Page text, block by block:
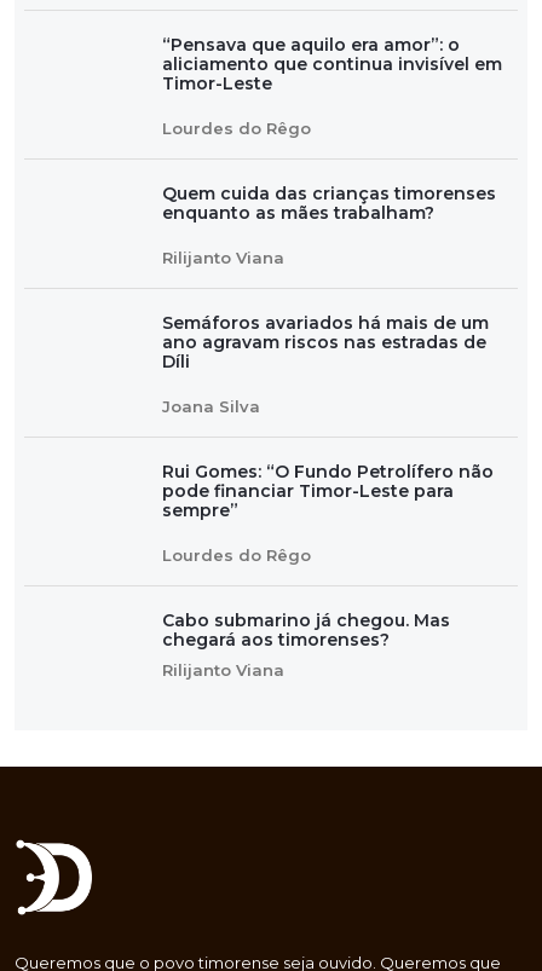
“Pensava que aquilo era amor”: o
aliciamento que continua invisível em
Timor-Leste
Lourdes do Rêgo
Quem cuida das crianças timorenses
enquanto as mães trabalham?
Rilijanto Viana
Semáforos avariados há mais de um
ano agravam riscos nas estradas de
Díli
Joana Silva
Rui Gomes: “O Fundo Petrolífero não
pode financiar Timor-Leste para
sempre”
Lourdes do Rêgo
Cabo submarino já chegou. Mas
chegará aos timorenses?
Rilijanto Viana
Queremos que o povo timorense seja ouvido. Queremos que